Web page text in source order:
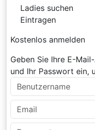
Ladies suchen
Eintragen
Kostenlos anmelden
Geben Sie Ihre E-
und Ihr Passwort ein,